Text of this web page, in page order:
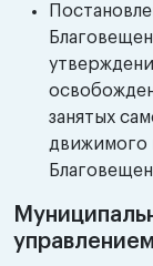
занятых
движимого